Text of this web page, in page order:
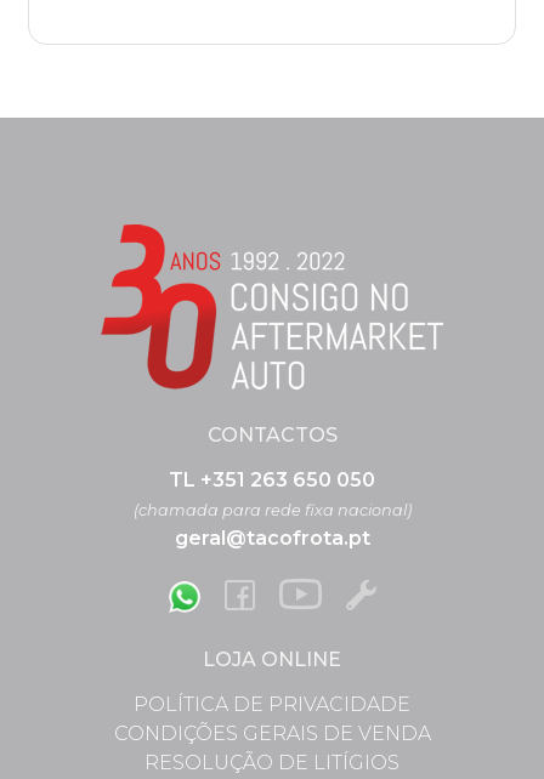
CONTACTOS
TL +351 263 650 050
(chamada para rede fixa nacional)
geral@tacofrota.pt
LOJA ONLINE
POLÍTICA DE PRIVACIDADE
CONDIÇÕES GERAIS DE VENDA
RESOLUÇÃO DE LITÍGIOS